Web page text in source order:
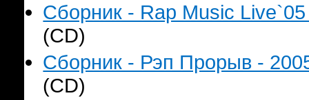
Сборник - Rap Music
(CD)
Сборник - Рэп Прорыв -
(CD)